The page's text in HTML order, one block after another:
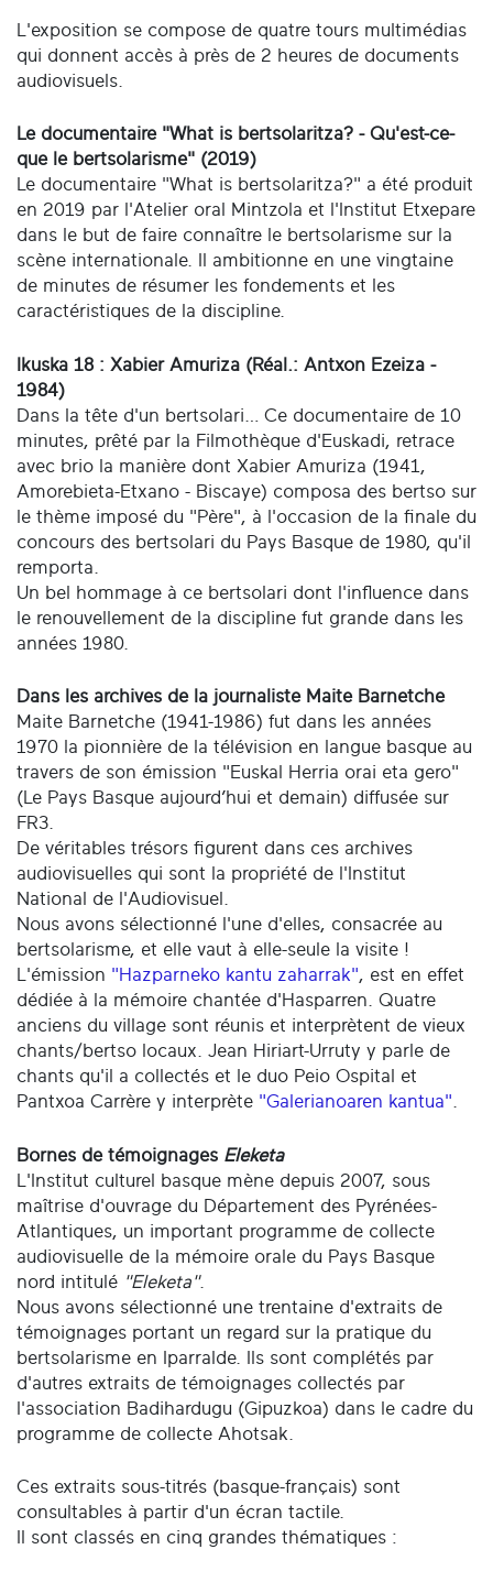
L'exposition se compose de quatre tours multimédias
qui donnent accès à près de 2 heures de documents
audiovisuels.
Le documentaire "What is bertsolaritza? - Qu'est-ce-
que le bertsolarisme" (2019)
Le documentaire "What is bertsolaritza?" a été produit
en 2019 par l'Atelier oral Mintzola et l'Institut Etxepare
dans le but de faire connaître le bertsolarisme sur la
scène internationale. Il ambitionne en une vingtaine
de minutes de résumer les fondements et les
caractéristiques de la discipline.
Ikuska 18 : Xabier Amuriza (Réal.: Antxon Ezeiza -
1984)
Dans la tête d'un bertsolari… Ce documentaire de 10
minutes, prêté par la Filmothèque d'Euskadi, retrace
avec brio la manière dont Xabier Amuriza (1941,
Amorebieta-Etxano - Biscaye) composa des bertso sur
le thème imposé du "Père", à l'occasion de la finale du
concours des bertsolari du Pays Basque de 1980, qu'il
remporta.
Un bel hommage à ce bertsolari dont l'influence dans
le renouvellement de la discipline fut grande dans les
années 1980.
Dans les archives de la journaliste Maite Barnetche
Maite Barnetche (1941-1986) fut dans les années
1970 la pionnière de la télévision en langue basque au
travers de son émission "Euskal Herria orai eta gero"
(Le Pays Basque aujourd’hui et demain) diffusée sur
FR3.
De véritables trésors figurent dans ces archives
audiovisuelles qui sont la propriété de l'Institut
National de l'Audiovisuel.
Nous avons sélectionné l'une d'elles, consacrée au
bertsolarisme, et elle vaut à elle-seule la visite !
L'émission "Hazparneko kantu zaharrak", est en effet
dédiée à la mémoire chantée d'Hasparren. Quatre
anciens du village sont réunis et interprètent de vieux
chants/bertso locaux. Jean Hiriart-Urruty y parle de
chants qu'il a collectés et le duo Peio Ospital et
Pantxoa Carrère y interprète "Galerianoaren kantua"
Bornes de témoignages Eleketa
L'Institut culturel basque mène depuis 2007, sous
maîtrise d'ouvrage du Département des Pyrénées-
Atlantiques, un important programme de collecte
audiovisuelle de la mémoire orale du Pays Basque
nord intitulé "Eleketa".
Nous avons sélectionné une trentaine d'extraits de
témoignages portant un regard sur la pratique du
bertsolarisme en Iparralde. Ils sont complétés par
d'autres extraits de témoignages collectés par
l'association Badihardugu (Gipuzkoa) dans le cadre du
programme de collecte Ahotsak.
Ces extraits sous-titrés (basque-français) sont
consultables à partir d'un écran tactile.
Il sont classés en cinq grandes thématiques :